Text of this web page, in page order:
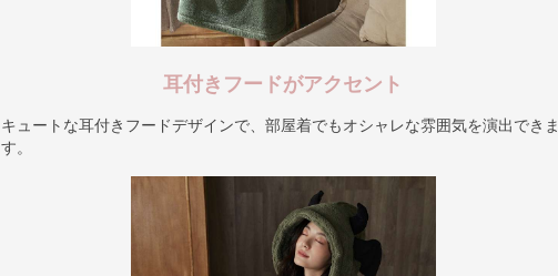
耳付きフードがアクセント
キュートな耳付きフードデザインで、部屋着でもオシャレな雰囲気を演出できま
す。